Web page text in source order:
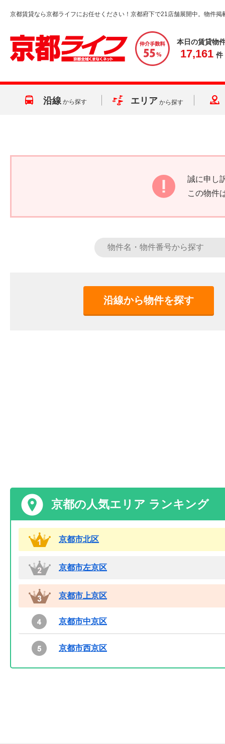
京都賃貸なら京都ライフにお任せください！京都府下で21店舗展開中。物件掲
本日の賃貸物
17,161 件
沿線 から探す エリア から探す
誠に申し
この物件
沿線から物件を探す
京都の人気エリア ランキング
京都市北区
京都市左京区
京都市上京区
京都市中京区
京都市西京区